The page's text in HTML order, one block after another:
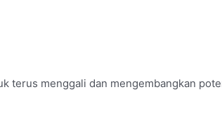
terus menggali dan mengembangkan